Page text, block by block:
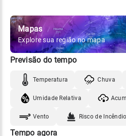
Mapas
Explore sua região no mapa
Previsão do tempo
Temperatura Chuva
Umidade Relativa
Vento Risco de Incêndio
Tempo agora